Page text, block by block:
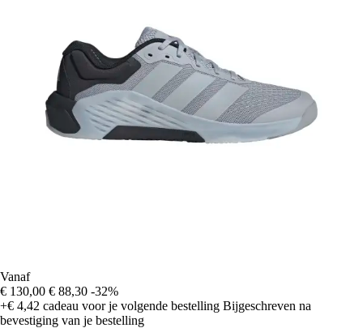
Vanaf
€ 130,00 € 88,30 -32%
+€ 4,42 cadeau voor je volgende bestelling Bijgeschreven na
bevestiging van je bestelling